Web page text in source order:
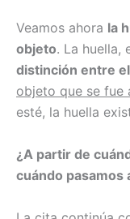
Veamos ahora la
objeto. La huella,
distinción entre
objeto que se fue
esté, la huella
¿A partir de
cuándo pasamos